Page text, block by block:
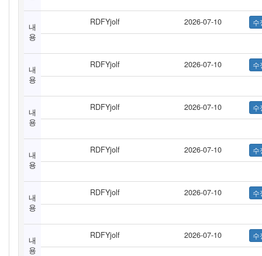
내
용
RDFYjolf 2026-07-10
내
용
RDFYjolf 2026-07-10
내
용
RDFYjolf 2026-07-10
내
용
RDFYjolf 2026-07-10
내
용
RDFYjolf 2026-07-10
내
용
RDFYjolf 2026-07-10